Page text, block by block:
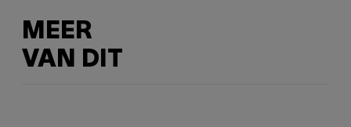
MEER
VAN DIT